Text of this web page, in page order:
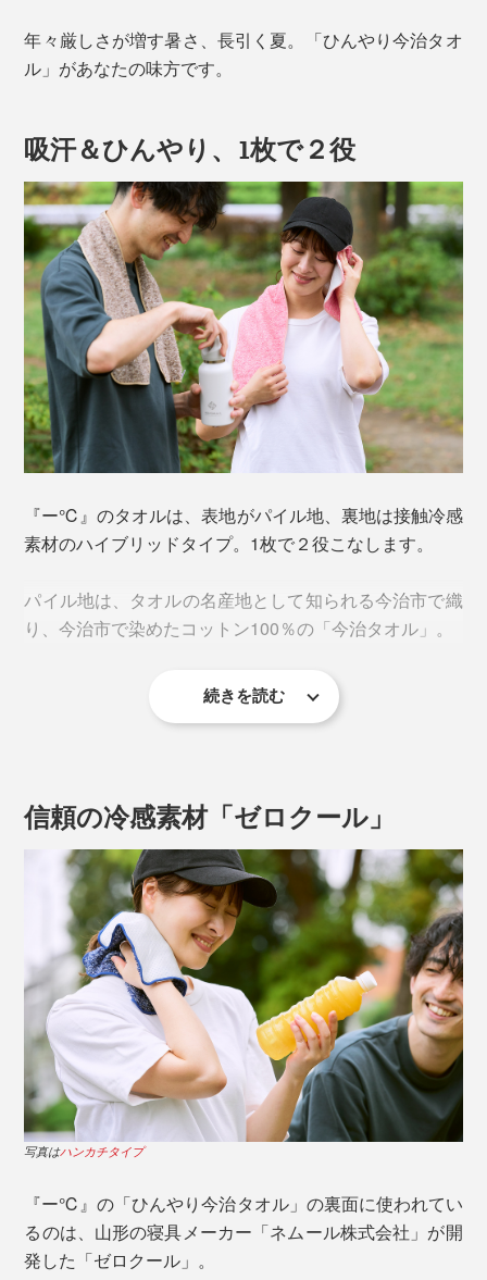
年々厳しさが増す暑さ、長引く夏。「ひんやり今治タオ
ル」があなたの味方です。
吸汗＆ひんやり、1枚で２役
『ー℃』のタオルは、表地がパイル地、裏地は接触冷感
素材のハイブリッドタイプ。1枚で２役こなします。
パイル地は、タオルの名産地として知られる今治市で織
り、今治市で染めたコットン100％の「今治タオル」。
一般的なタオルよりもやや大きめループの立体的なジャ
裏面は、接触冷感素材「ゼロクール」。
乾いた状態でもひんやりとした冷たさを感じますが、水
で濡らすとさらにひんやり。体温でぬくもってきたら、
パタパタと振って風に当てると冷たさが復活します。
続きを読む
信頼の冷感素材「ゼロクール」
写真はハンカチタイプ
『ー℃』の「ひんやり今治タオル」の裏面に使われてい
るのは、山形の寝具メーカー「ネムール株式会社」が開
発した「ゼロクール」。